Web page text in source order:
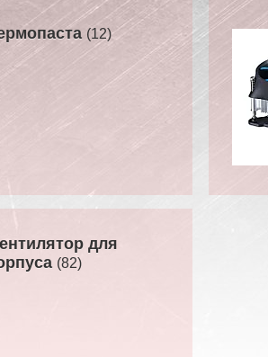
12
для
82